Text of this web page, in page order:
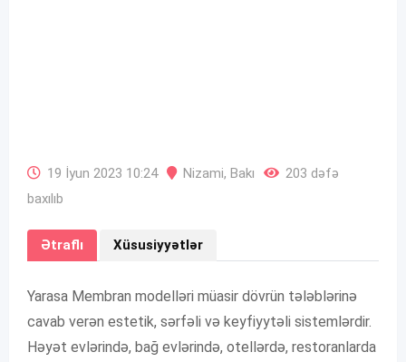
19 İyun 2023 10:24 Nizami, Bakı
203 dəfə
baxılıb
Ətraflı Xüsusiyyətlər
Yarasa Membran modelləri müasir dövrün tələblərinə
cavab verən estetik, sərfəli və keyfiyytəli sistemlərdir.
Həyət evlərində, bağ evlərində, otellərdə, restoranlarda